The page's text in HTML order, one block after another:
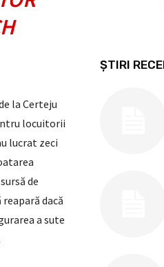
la Certeju
locuitorii
lucrat zeci
de
dacă
a sute
ȘTIRI